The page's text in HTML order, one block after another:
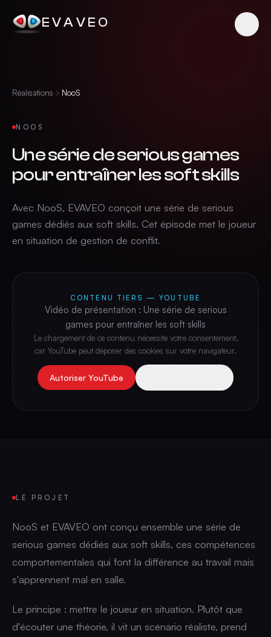
EVAVEO
Réalisations NooS
NOOS
Une série de serious games
pour entraîner les soft skills
Avec NooS, EVAVEO conçoit une série de serious
games dédiés aux soft skills. Cet épisode met le joueur
en situation de gestion de conflit.
CONTENU TIERS —YOUTUBE
Vidéo de présentation : Une série de serious
games pour entraîner les soft skills
Le chargement de ce contenu nécessite votre consentement,
car YouTube peut déposer des cookies sur votre navigateur.
Autoriser YouTube
LE PROJET
NooS et EVAVEO ont conçu ensemble une série de
serious games dédiés aux soft skills, ces compétences
comportementales qui font la différence au travail mais
s'apprennent mal en salle.
Le principe : mettre le joueur en situation. Plutôt que
d'écouter une théorie, il vit un scénario réaliste, prend